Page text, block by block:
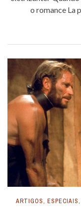
o romance La
ARTIGOS, ESPECIAIS,